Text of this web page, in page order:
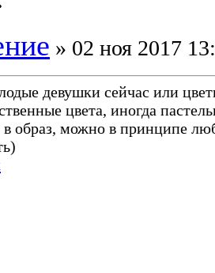
» 02 ноя 2017
девушки сейчас или
цвета, иногда
в образ, можно в принципе